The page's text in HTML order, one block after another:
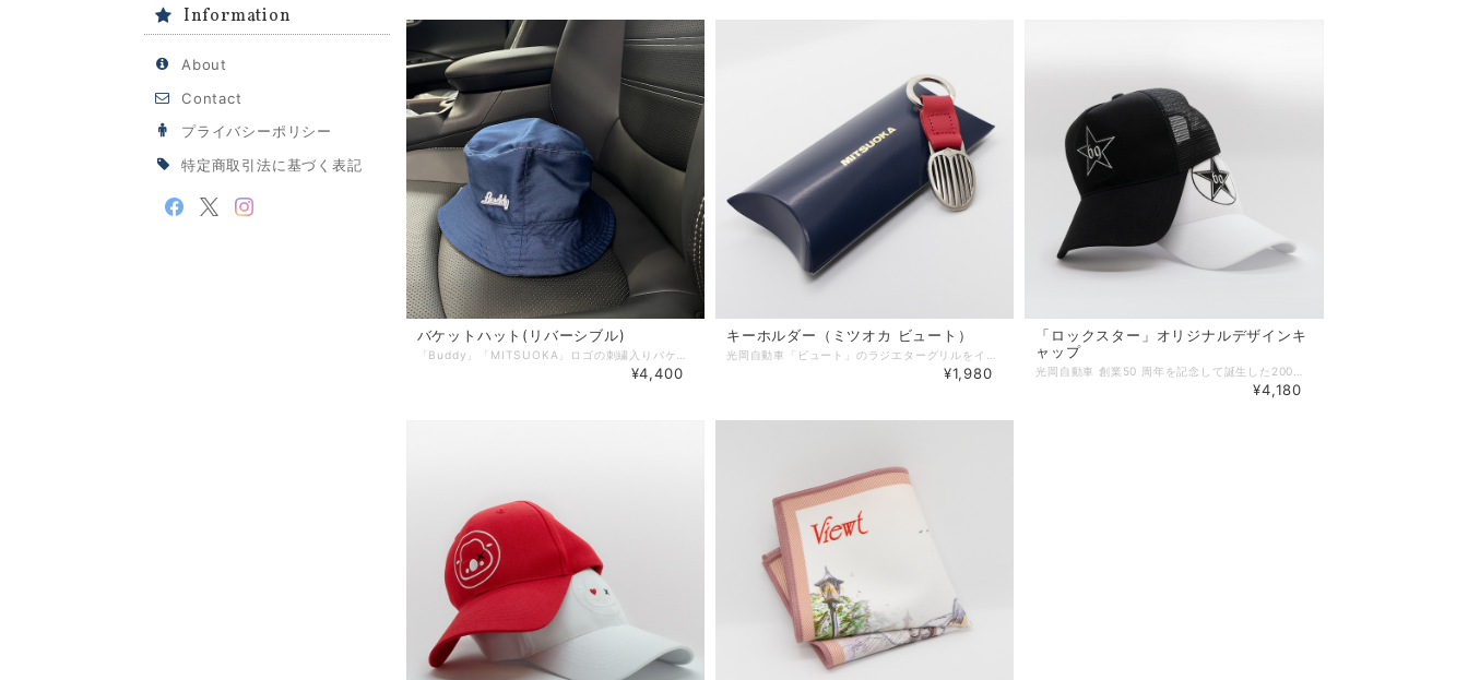
Information
About
Contact
プライバシーポリシー
特定商取引法に基づく表記
バケットハット(リバーシブル)
¥4,400
キーホルダー（ミツオカ ビュート）
¥1,980
「ロックスター」オリジナルデザインキ
ャップ
¥4,180